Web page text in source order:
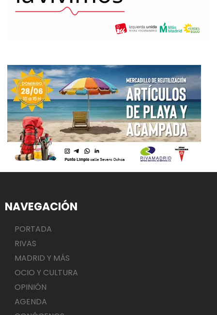
NAVEGACIÓN
PORTADA
RIVAS
MADRID Y MÁS
OCIO Y CULTURA
OPINIÓN
AGENDA